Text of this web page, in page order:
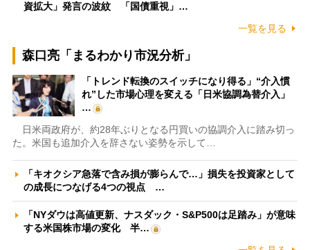
資拡大」発言の波紋 「国債重視」…
一覧を見る
森口亮「まるわかり市況分析」
「トレンド転換のスイッチになり得る」“介入慣
れ”した市場心理を変える「日米協調為替介入」
…
日米両政府が、約28年ぶりとなる円買いの協調介入に踏み切っ
た。米国も追加介入を辞さない姿勢を示して…
「キオクシア急落で含み損が膨らんで…」損失を投資家として
の成長につなげる4つの視点 …
「NYダウは高値更新、ナスダック・S&P500は足踏み」が意味
する米国株市場の変化 半…